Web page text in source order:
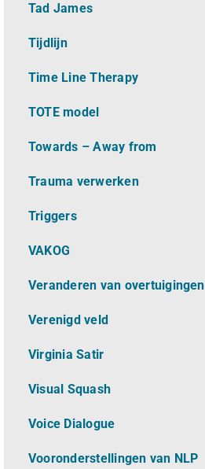
Tad James
Tijdlijn
Time Line Therapy
TOTE model
Towards – Away from
Trauma verwerken
Triggers
VAKOG
Veranderen van overtuigingen
Verenigd veld
Virginia Satir
Visual Squash
Voice Dialogue
Vooronderstellingen van NLP